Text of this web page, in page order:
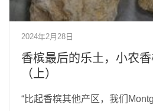
2024年2月28日
香槟最后的乐土，小农
（上）
“比起香槟其他产区，我们